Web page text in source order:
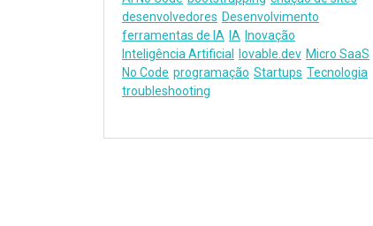
desenvolvedores Desenvolvimento
ferramentas de IA IA Inovação
Inteligência Artificial
lovable.dev Micro SaaS
No Code programação Startups Tecnologia
troubleshooting